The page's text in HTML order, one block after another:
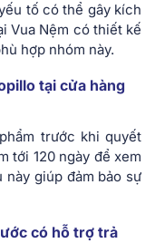
tố có thể gây kích
Vua Nệm có thiết kế
hợp nhóm này.
tại cửa hàng
trước khi quyết
tới 120 ngày để xem
giúp đảm bảo sự
có hỗ trợ trả